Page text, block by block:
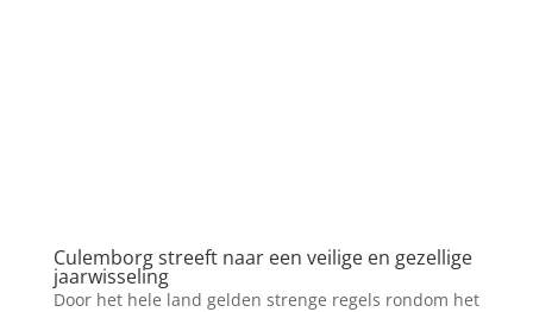
Culemborg streeft naar een veilige en gezellige
jaarwisseling
Door het hele land gelden strenge regels rondom het